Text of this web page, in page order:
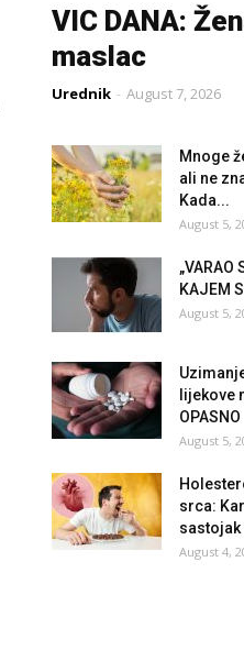
VIC DANA:
maslac
Urednik - August 7, 2026
Mnoge
ali ne
Kada...
August 5,
„VARAO
KAJEM
August 5,
lijekove
OPASNO
August 5,
srca:
sastojak
August 4,